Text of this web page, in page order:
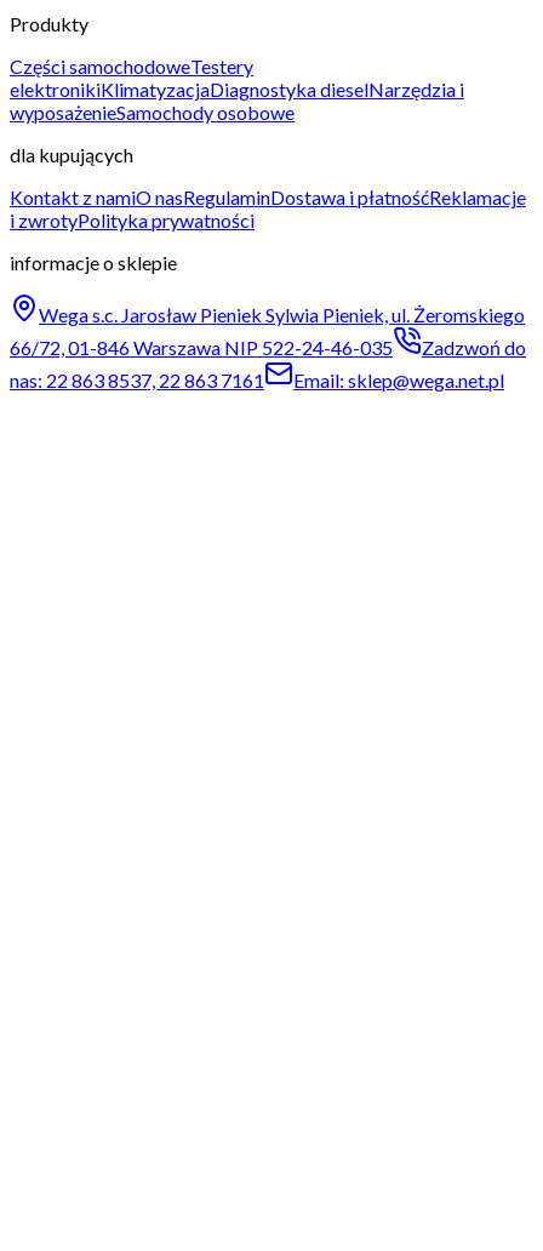
Produkty
Części samochodoweTestery
elektronikiKlimatyzacjaDiagnostyka dieselNarzędzia i
wyposażenieSamochody osobowe
dla kupujących
Kontakt z namiO nasRegulaminDostawa i płatnośćReklamacje
i zwrotyPolityka prywatności
informacje o sklepie
Wega s.c. Jarosław Pieniek Sylwia Pieniek, ul. Żeromskiego
66/72, 01-846 Warszawa NIP 522-24-46-035
Zadzwoń do
nas: 22 863 8537, 22 863 7161
Email: sklep@wega.net.pl